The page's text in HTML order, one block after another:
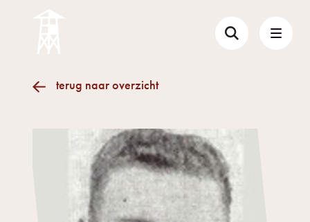
terug naar overzicht